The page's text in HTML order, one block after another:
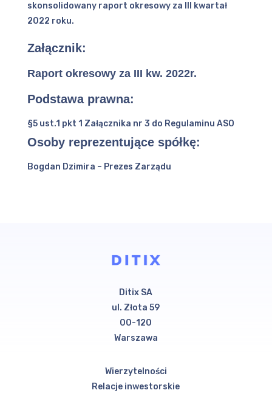
skonsolidowany raport okresowy za III kwartał
2022 roku.
Załącznik:
Raport okresowy za III kw. 2022r.
Podstawa prawna:
§5 ust.1 pkt 1 Załącznika nr 3 do Regulaminu ASO
Osoby reprezentujące spółkę:
Bogdan Dzimira – Prezes Zarządu
Ditix SA
ul. Złota 59
00-120
Warszawa
Wierzytelności
Relacje inwestorskie